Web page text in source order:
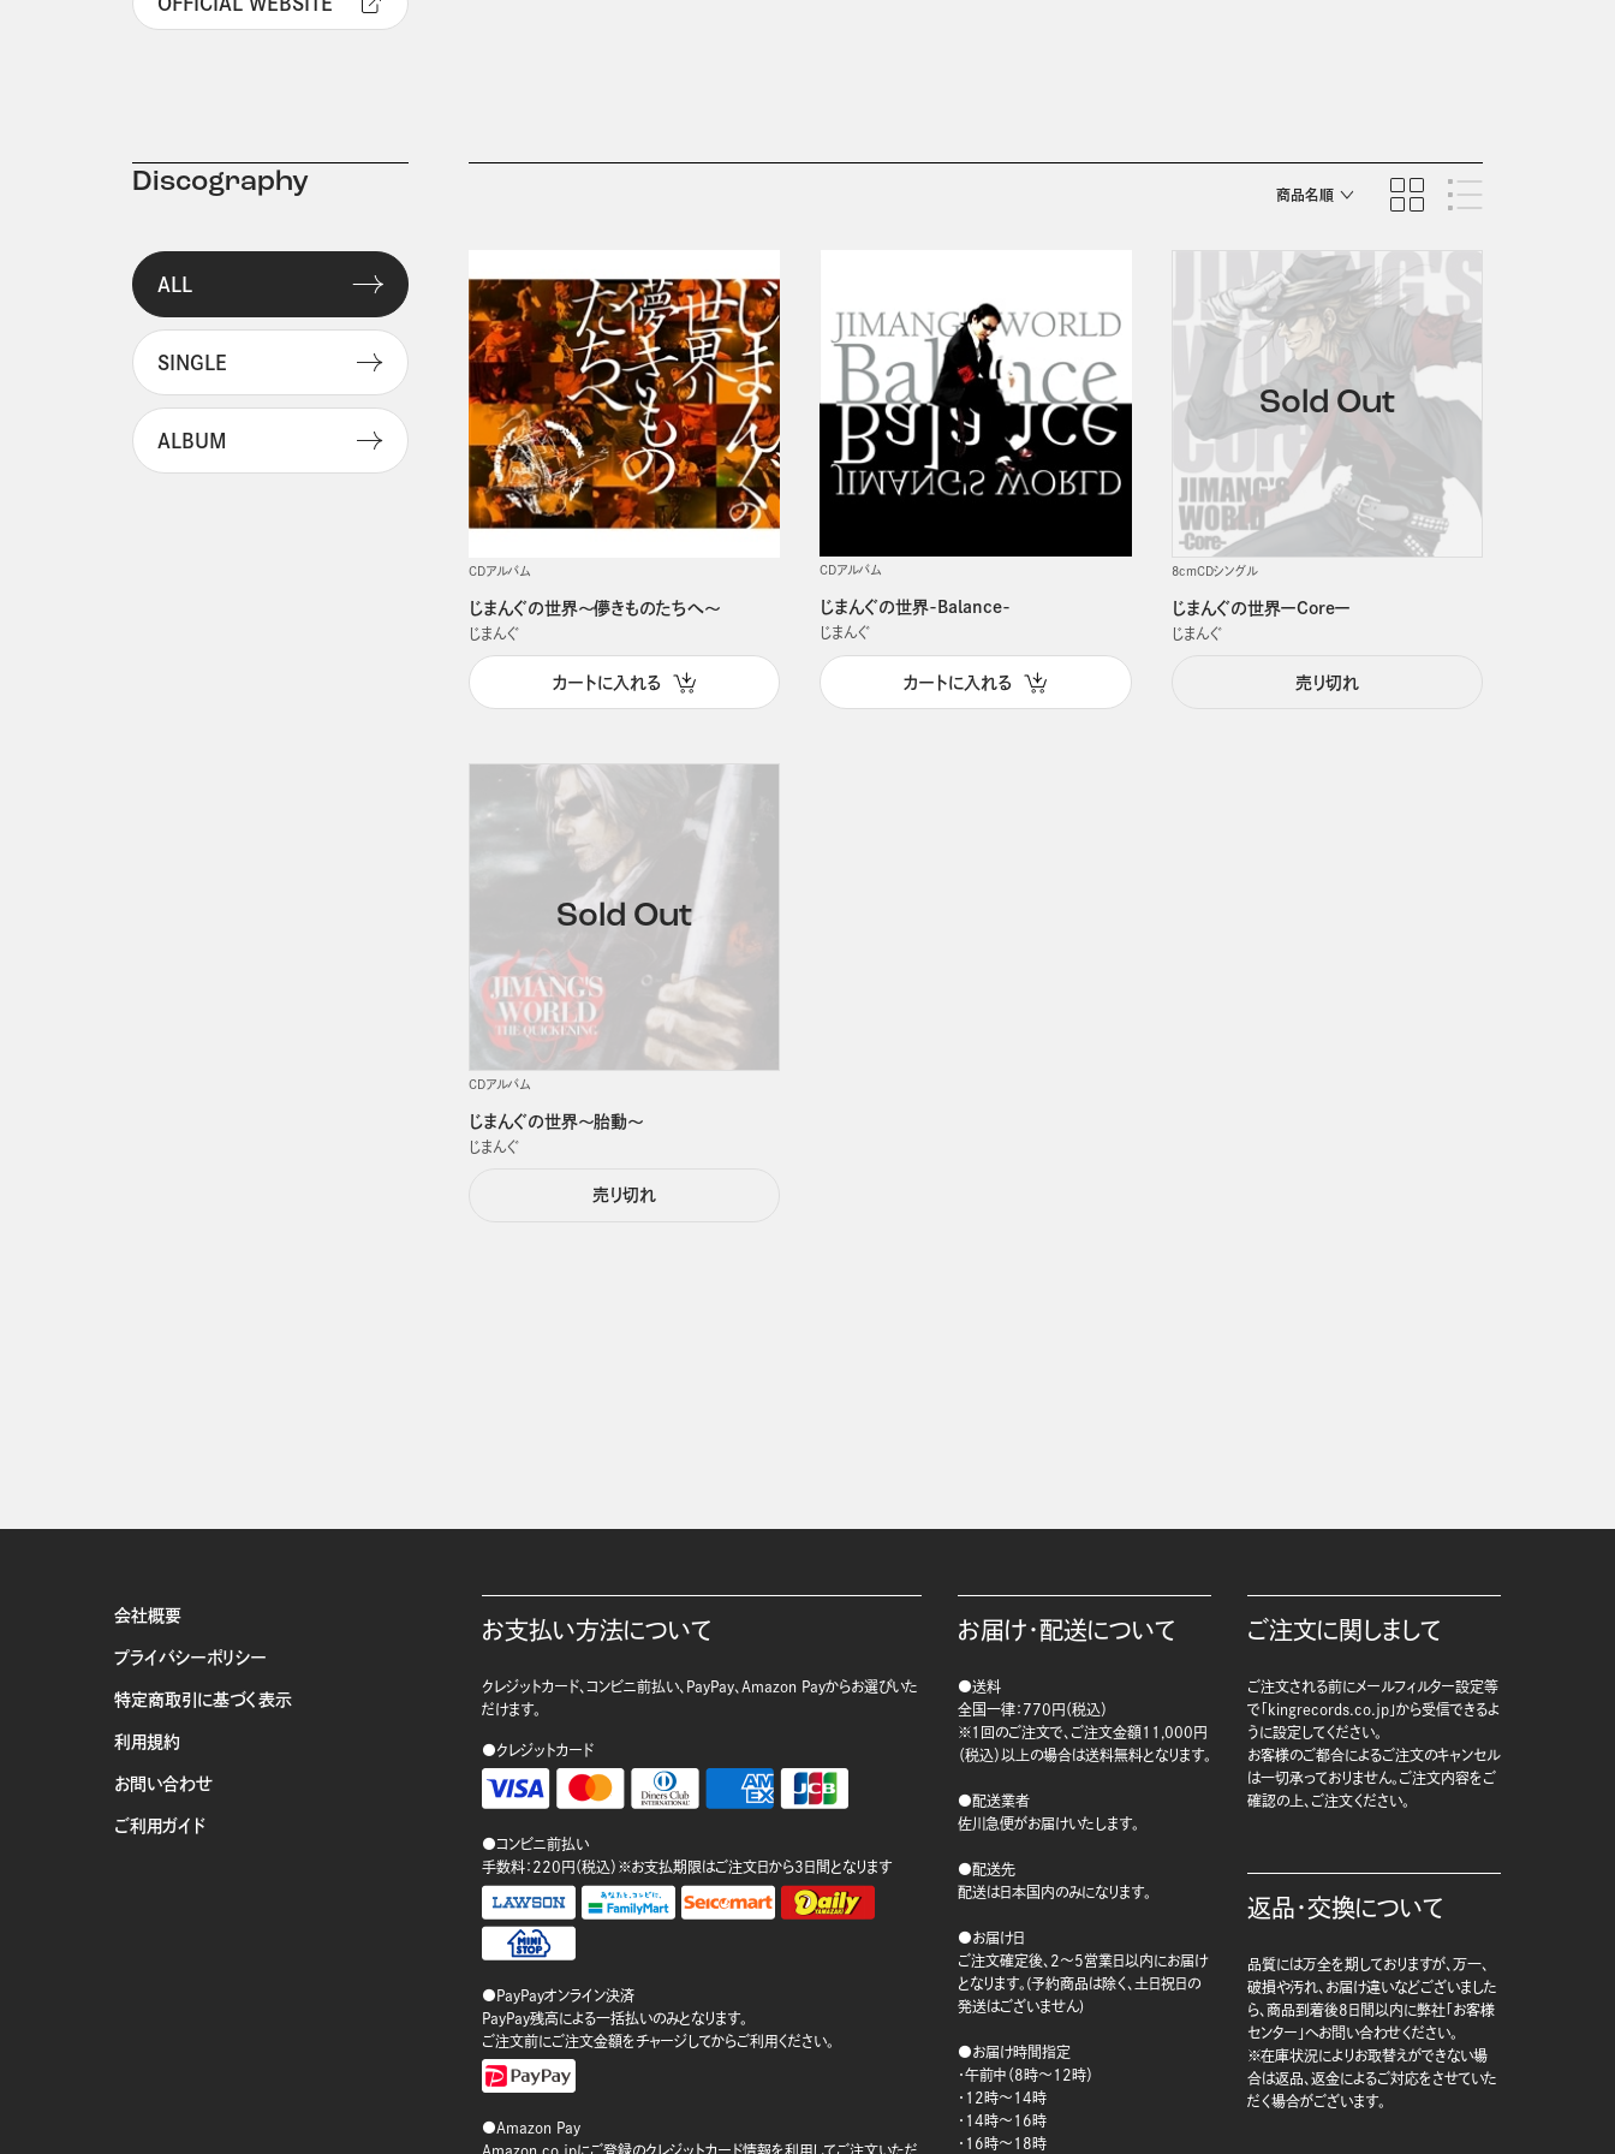
Discography
ALL
SINGLE
ALBUM
商品名順
CDアルバム
じまんぐの世界～儚きものたちへ～
じまんぐ
カートに入れる
CDアルバム
じまんぐの世界-Balance-
じまんぐ
カートに入れる
8cmCDシングル
じまんぐの世界ーCoreー
じまんぐ
売り切れ
CDアルバム
じまんぐの世界～胎動～
じまんぐ
売り切れ
会社概要
プライバシーポリシー
特定商取引に基づく表示
利用規約
お問い合わせ
ご利用ガイド
お支払い方法について
クレジットカード、コンビニ前払い、PayPay、Amazon Payからお選びいた
だけます。
●クレジットカード
●コンビニ前払い
手数料：220円（税込）※お支払期限はご注文日から3日間となります
●PayPayオンライン決済
PayPay残高による一括払いのみとなります。
ご注文前にご注文金額をチャージしてからご利用ください。
●Amazon Pay
Amazon.co.jpにご登録のクレジットカード情報を利用してご注文いただ
お届け・配送について
●送料
全国一律：770円（税込）
※1回のご注文で、ご注文金額11,000円
（税込）以上の場合は送料無料となります。
●配送業者
佐川急便がお届けいたします。
●配送先
配送は日本国内のみになります。
●お届け日
ご注文確定後、2～5営業日以内にお届け
となります。(予約商品は除く、土日祝日の
発送はございません)
●お届け時間指定
・午前中（8時～12時）
・12時～14時
・14時～16時
・16時～18時
ご注文に関しまして
ご注文される前にメールフィルター設定等
で「kingrecords.co.jp」から受信できるよ
うに設定してください。
お客様のご都合によるご注文のキャンセル
は一切承っておりません。ご注文内容をご
確認の上、ご注文ください。
返品・交換について
品質には万全を期しておりますが、万一、
破損や汚れ、お届け違いなどございました
ら、商品到着後8日間以内に弊社「お客様
センター」へお問い合わせください。
※在庫状況によりお取替えができない場
合は返品、返金によるご対応をさせていた
だく場合がございます。